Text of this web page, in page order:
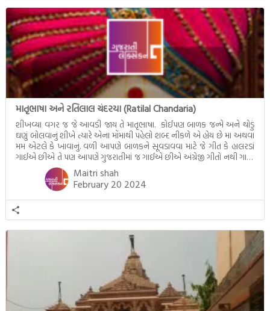
માતૃભાષા અને રતિલાલ ચંદરયા (Ratilal Chandaria)
શીખવ્યા વગર જ જે આવડી જાય તે માતૃભાષા. કોઈપણ બાળક જન્મે અને થોડું
ઘણું બોલવાનું શીખે ત્યારે એના મોંમાથી પહેલો શબ્દ નીકળે એ હોય છે મા અથવા
મમ એટલે કે ખાવાનું. વળી આપણે બાળકને સૂવડાવવા માટે જે ગીત કે હાલરડાં
ગાઈએ છીએ તે પણ આપણે ગુજરાતીમાં જ ગાઈએ છીએ અંગ્રેજી ગીતો નથી ગાતા.
આમ બાળકને […]
Maitri shah
February 20 2024